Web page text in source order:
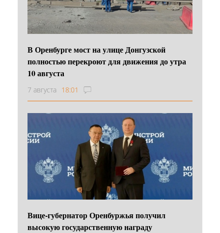
В Оренбурге мост на улице Донгузской
полностью перекроют для движения до утра
10 августа
7 августа 18:01
Вице-губернатор Оренбуржья получил
высокую государственную награду